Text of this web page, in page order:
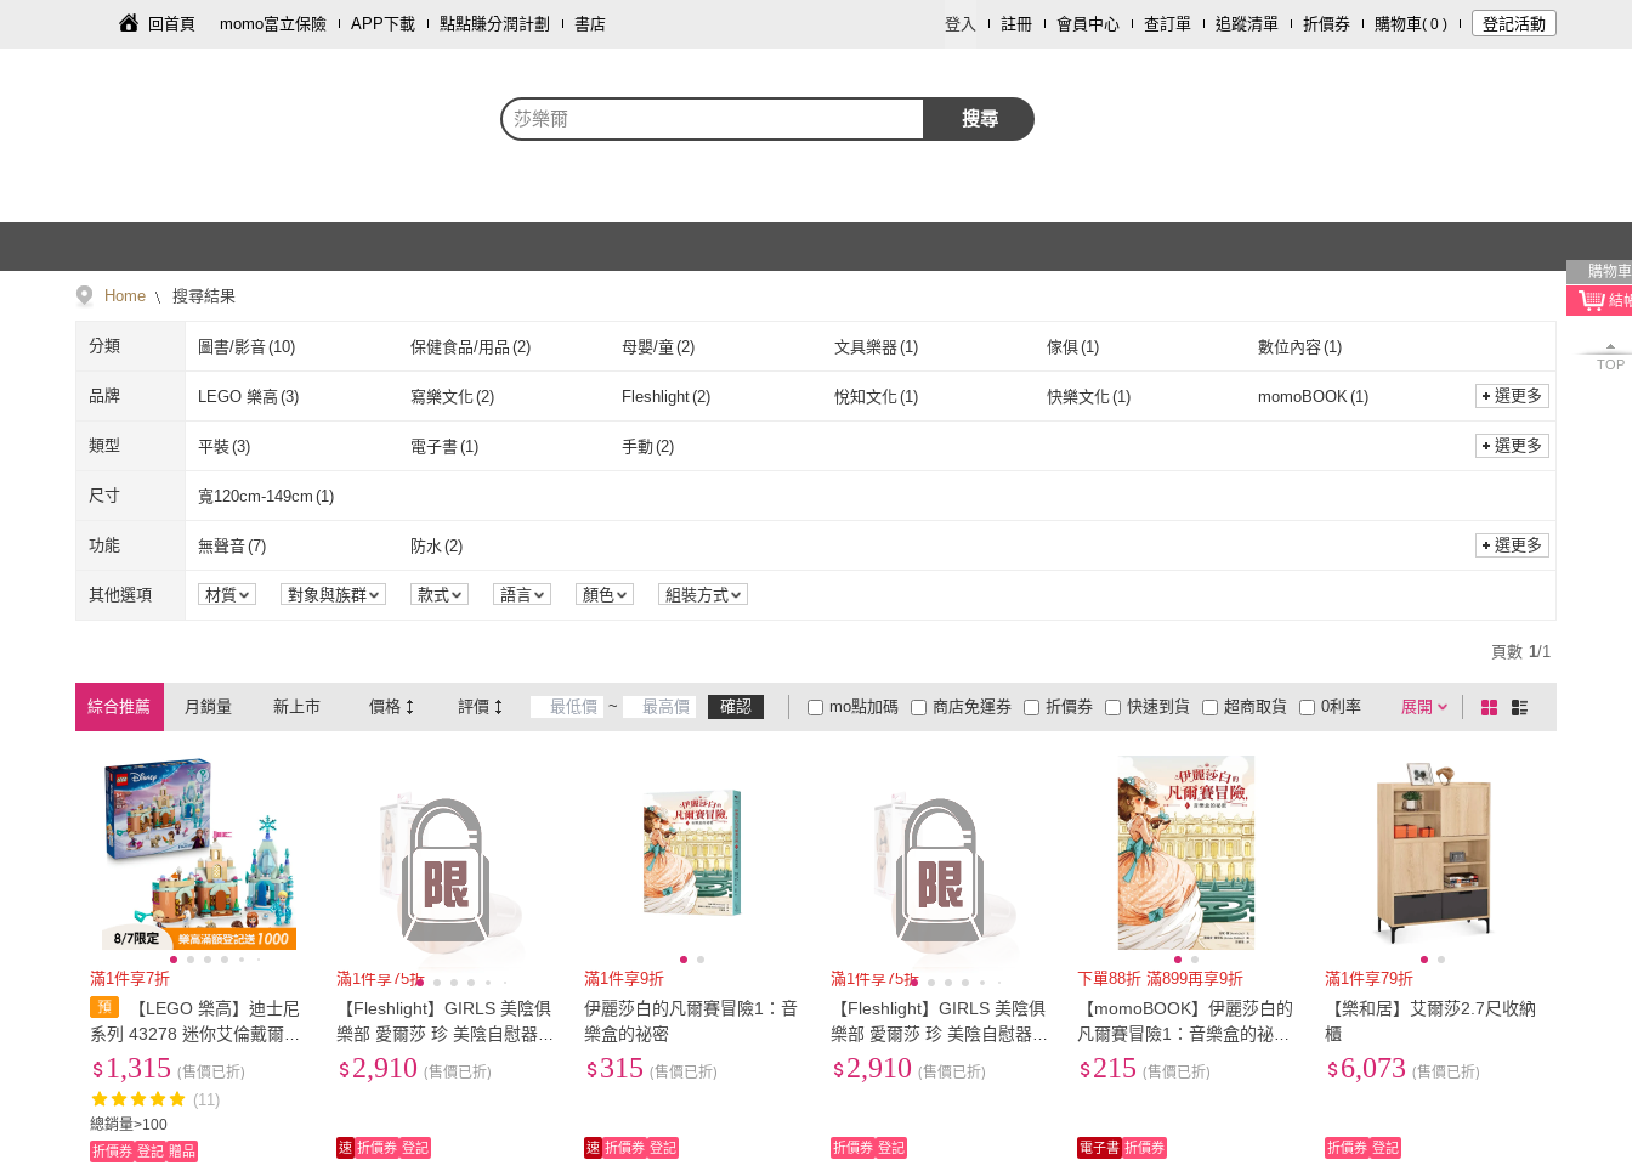
回首頁 momo富立保險 APP下載 點點賺分潤計劃 書店 登入 註冊 會員中心 查訂單 追蹤清單 折價券 購物車( 0 ) 登記活動
莎樂爾 搜尋
購物車
TOP
Home 搜尋結果
分類 圖書/影音(10) 保健食品/用品 (2) 母嬰/童(2) 文具樂器(1) 傢俱(1) 數位內容(1)
品牌 LEGO 樂高(3) 寫樂文化(2) Fleshlight(2) 悅知文化(1) 快樂文化(1) momoBOOK (1)
愛米粒( 悅樂文化 ( 韋伯文化
LEGO 樂高 寫樂文化 Fleshlight
愛米粒 (1)
取消 選更多
類型 平裝(3) 電子書(1) 手動(2)
平裝(3)
選更多
尺寸 寬120cm-149cm (1)
寬120cm-149cm
功能 無聲音(7) 防水 (2)
無聲音 防水
選更多
其他選項 材質 對象與族群 款式 語言 顏色 組裝方式
頁數 1/1
綜合推薦 月銷量 新上市 價格 評價 ~ 確認 展開
折價券
有影片
商品有量 電視購物
mo點加碼 快速到貨 超商取貨
大家電安心配
大家電快配
商店免運券 0利率
超商付款
5
1 及以上
棋
盤
列
滿1件享7折
【LEGO 樂高】迪士尼
系列 43278 迷你艾倫戴爾城
堡和艾莎的冰雪宮殿(冰雪奇
緣 居家擺設 玩具模型)
總銷量>100
1,315 (售價已折)
(11)
折價券 登記 贈品
滿1件享75折
【Fleshlight】GIRLS 美陰俱
樂部 愛爾莎 珍 美陰自慰器 E
LSA JEAN TASTY(自慰器 飛
機杯 打手槍)
2,910 (售價已折)
速 折價券 登記
滿1件享9折
伊麗莎白的凡爾賽冒險1：音
樂盒的祕密
315 (售價已折)
速 折價券 登記
滿1件享75折
【Fleshlight】GIRLS 美陰俱
樂部 愛爾莎 珍 美陰自慰器 E
LSA JEAN TASTY(自慰器 飛
機杯 打手槍)
2,910 (售價已折)
折價券 登記
下單88折 滿899再享9折
【momoBOOK】伊麗莎白的
凡爾賽冒險1：音樂盒的祕密
(電子書)
215 (售價已折)
電子書 折價券
滿1件享79折
【樂和居】艾爾莎2.7尺收納
櫃
6,073 (售價已折)
折價券 登記